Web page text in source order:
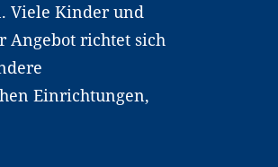
Viele Kinder und
Angebot richtet sich
Einrichtungen,